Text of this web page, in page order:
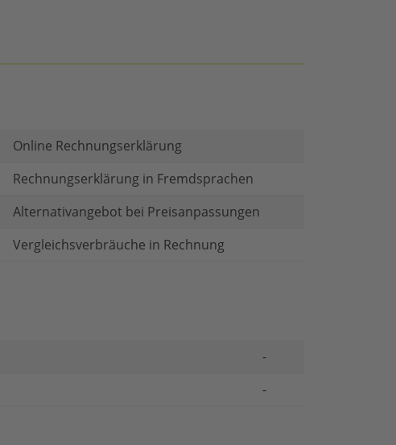
Online Rechnungserklärung
Rechnungserklärung in Fremdsprachen
Alternativangebot bei Preisanpassungen
Vergleichsverbräuche in Rechnung
-
-